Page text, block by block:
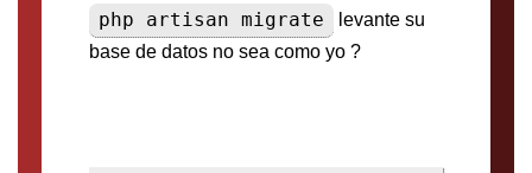
php artisan migrate
levante su
base de datos no sea como yo ?